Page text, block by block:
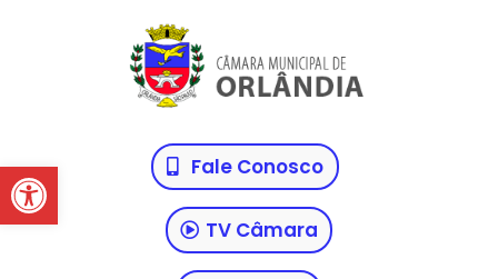
Abrir a barra de ferramentasFale Conosco
TV Câmara